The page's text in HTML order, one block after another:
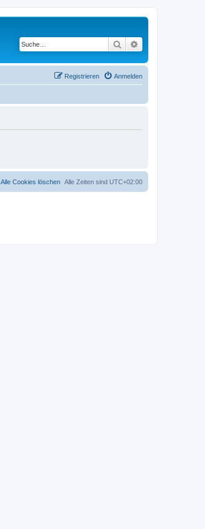
Suche
Anmelden
Registrieren
Alle Zeiten sind UTC+02:00
Alle Cookies löschen